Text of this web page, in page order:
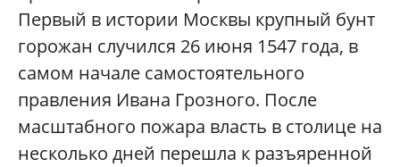
Первый в истории Москвы крупный бунт
горожан случился 26 июня 1547 года, в
самом начале самостоятельного
правления Ивана Грозного. После
масштабного пожара власть в столице на
несколько дней перешла к разъяренной